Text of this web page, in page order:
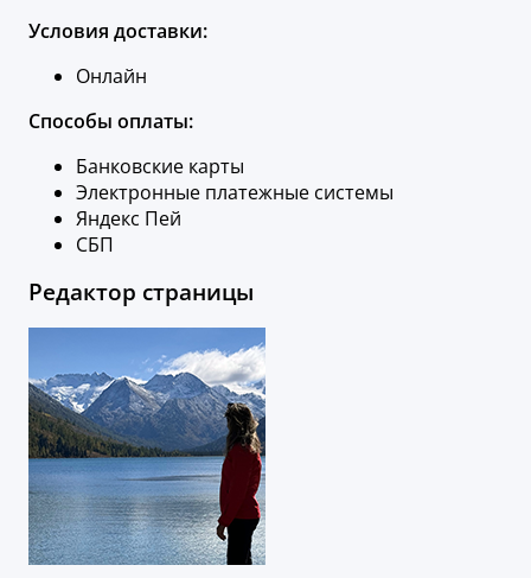
Условия доставки:
Онлайн
Способы оплаты:
Банковские карты
Электронные платежные системы
Яндекс Пей
СБП
Редактор страницы